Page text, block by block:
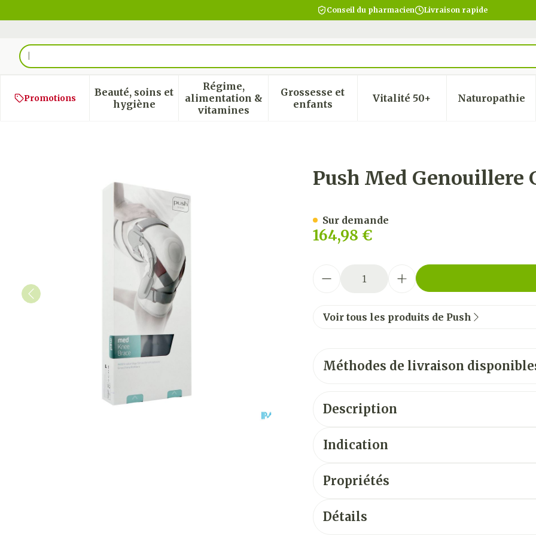
Conseil du pharmacien Livraison rapide
Rechercher
Promotions
Beauté, soins et
hygièneAfficher le sous-menu pour la catégorie Beauté, soins et hygiène
Régime,
alimentation &
vitamines
Afficher le sous-menu pour la catégorie Régime,
Grossesse et
enfantsAfficher le sous-menu pour la catégorie
Vitalité 50+Afficher le sous-menu
Naturopathie
Afficher
Push Med Genouillere Gauche/droite 34-37cm T3
Push Med Genouillere
164,98 €
Sur demande
Voir tous les produits de Push
Méthodes de livraison
Description
Indication
Propriétés
Détails